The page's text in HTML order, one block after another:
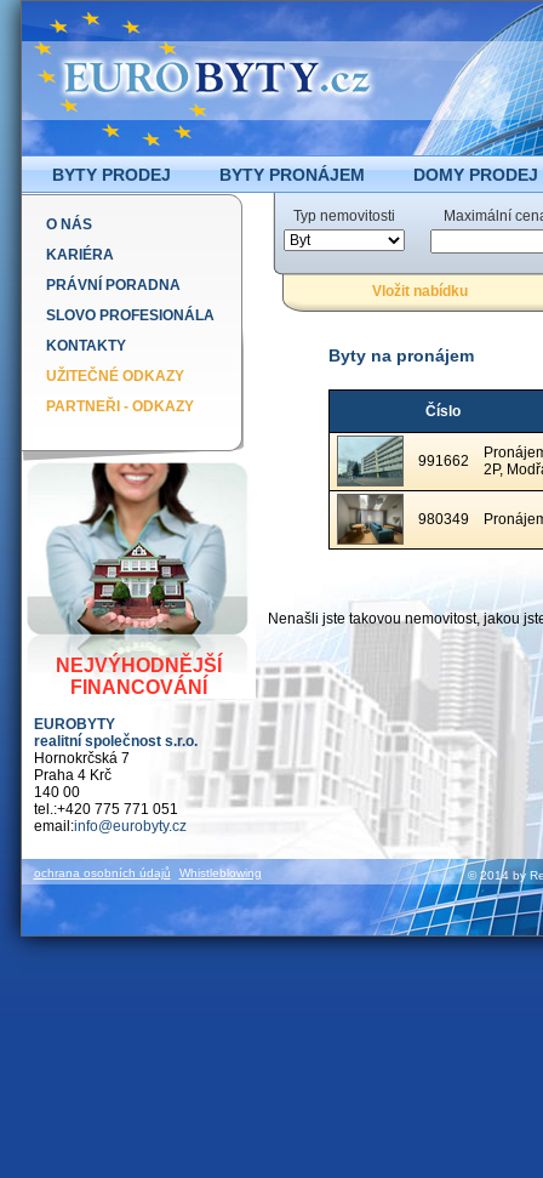
BYTY PRODEJ BYTY PRONÁJEM DOMY PRODEJ
O NÁS
KARIÉRA
PRÁVNÍ PORADNA
SLOVO PROFESIONÁLA
KONTAKTY
UŽITEČNÉ ODKAZY
PARTNEŘI - ODKAZY
NEJVÝHODNĚJŠÍ
FINANCOVÁNÍ
EUROBYTY
realitní společnost s.r.o.
Hornokrčská 7
Praha 4 Krč
140 00
tel.:+420 775 771 051
email:info@eurobyty.cz
Typ nemovitosti Maximální
Vložit nabídku
Byty na pronájem
Číslo
991662
2P,
980349
Nenašli jste takovou nemovitost, jakou
ochrana osobních údajů Whistleblowing © 2014 by